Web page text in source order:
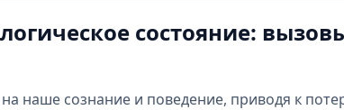
состояние:
наше сознание и поведение, приводя к